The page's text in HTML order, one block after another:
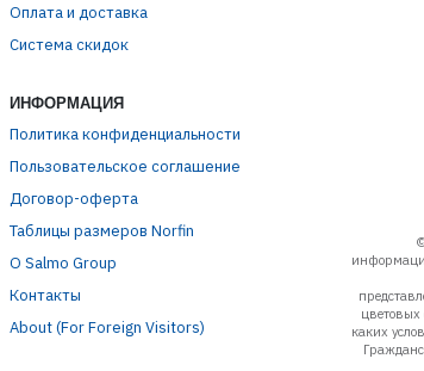
Оплата и доставка
Система скидок
ИНФОРМАЦИЯ
Политика конфиденциальности
Пользовательское соглашение
Договор-оферта
Таблицы размеров Norfin
О Salmo Group
Контакты
About (For Foreign Visitors)
каких